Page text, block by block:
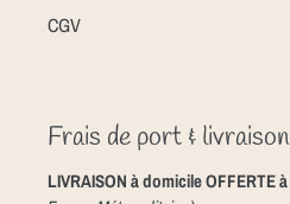
CGV
Frais de port & livraison
LIVRAISON à domicile OFFERTE